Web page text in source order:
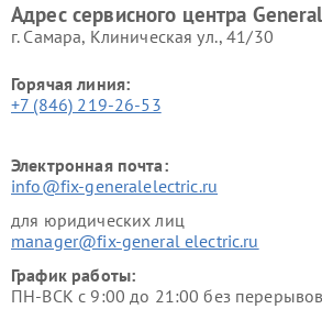
Адрес сервисного центра
г. Самара, Клиническая ул., 41/30
Горячая линия:
+7 (846) 219-26-53
Электронная почта:
info@fix-generalelectric.ru
для юридических лиц
manager@fix-general electric.ru
График работы:
ПН-ВСК с 9:00 до 21:00 без